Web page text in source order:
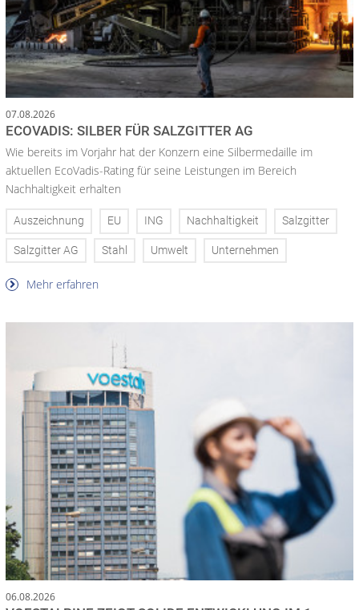
07.08.2026
ECOVADIS: SILBER FÜR SALZGITTER AG
Wie bereits im Vorjahr hat der Konzern eine Silbermedaille im
aktuellen EcoVadis-Rating für seine Leistungen im Bereich
Nachhaltigkeit erhalten
Auszeichnung EU ING Nachhaltigkeit Salzgitter
Salzgitter AG Stahl Umwelt Unternehmen
Mehr erfahren
06.08.2026